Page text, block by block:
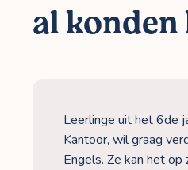
al konden
Leerlinge uit het 6de
Kantoor, wil graag
Engels. Ze kan het op